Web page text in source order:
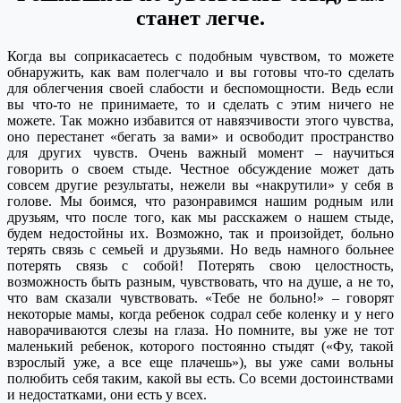
станет легче.
Когда вы соприкасаетесь с подобным чувством, то можете
обнаружить, как вам полегчало и вы готовы что-то сделать
для облегчения своей слабости и беспомощности. Ведь если
вы что-то не принимаете, то и сделать с этим ничего не
можете. Так можно избавится от навязчивости этого чувства,
оно перестанет «бегать за вами» и освободит пространство
для других чувств. Очень важный момент – научиться
говорить о своем стыде. Честное обсуждение может дать
совсем другие результаты, нежели вы «накрутили» у себя в
голове. Мы боимся, что разонравимся нашим родным или
друзьям, что после того, как мы расскажем о нашем стыде,
будем недостойны их. Возможно, так и произойдет, больно
терять связь с семьей и друзьями. Но ведь намного больнее
потерять связь с собой! Потерять свою целостность,
возможность быть разным, чувствовать, что на душе, а не то,
что вам сказали чувствовать. «Тебе не больно!» – говорят
некоторые мамы, когда ребенок содрал себе коленку и у него
наворачиваются слезы на глаза. Но помните, вы уже не тот
маленький ребенок, которого постоянно стыдят («Фу, такой
взрослый уже, а все еще плачешь»), вы уже сами вольны
полюбить себя таким, какой вы есть. Со всеми достоинствами
и недостатками, они есть у всех.